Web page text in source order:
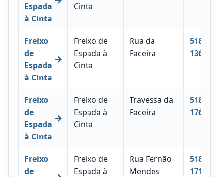
Espada
à Cinta
Cinta
Freixo
de
Espada
à Cinta
Freixo de
Espada à
Cinta
Rua da
Faceira
5180-
136
Freixo
de
Espada
à Cinta
Freixo de
Espada à
Cinta
Travessa da
Faceira
5180-
176
Freixo
de
Freixo de
Espada à
Rua Fernão
Mendes
5180-
171